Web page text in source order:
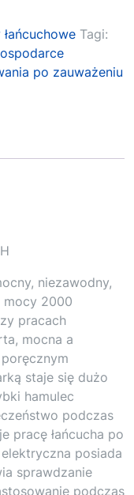
łańcuchowe Tagi:
po zauważeniu
niezawodny,
mocy 2000
pracach
mocna a
staje się dużo
hamulec
podczas
pracę łańcucha po
posiada
sprawdzanie
podczas